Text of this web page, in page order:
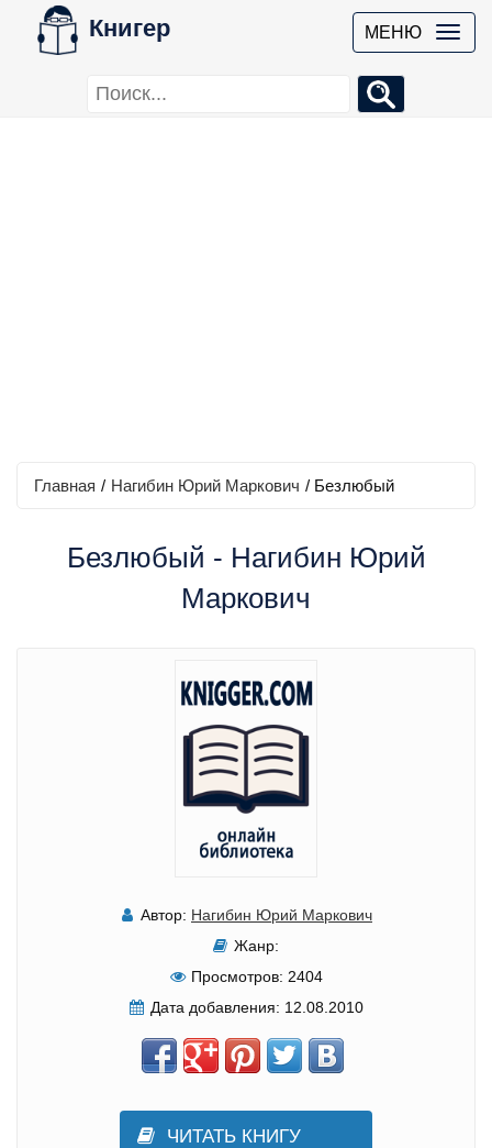
Книгер МЕНЮ
Главная / Нагибин Юрий Маркович / Безлюбый
Безлюбый - Нагибин Юрий
Маркович
Автор: Нагибин Юрий Маркович
Жанр:
Просмотров: 2404
Дата добавления: 12.08.2010
ЧИТАТЬ КНИГУ